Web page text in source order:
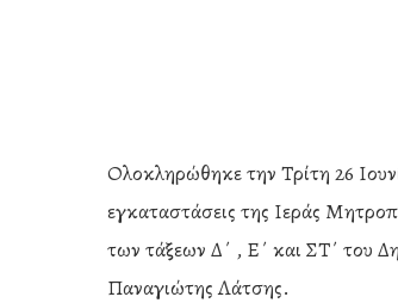
Ολοκληρώθηκε την Τρίτη 26
εγκαταστάσεις της Ιεράς
των τάξεων Δ΄ , Ε΄ και ΣΤ΄ του
Παναγιώτης Λάτσης.